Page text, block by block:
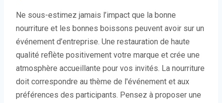
Ne sous-estimez jamais l’impact que la bonne
nourriture et les bonnes boissons peuvent avoir sur un
événement d’entreprise. Une restauration de haute
qualité reflète positivement votre marque et crée une
atmosphère accueillante pour vos invités. La nourriture
doit correspondre au thème de l'événement et aux
préférences des participants. Pensez à proposer une